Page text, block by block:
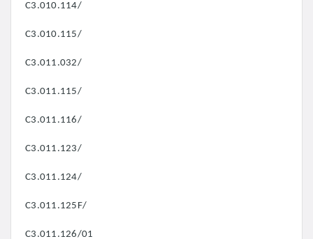
C3.010.114/
C3.010.115/
C3.011.032/
C3.011.115/
C3.011.116/
C3.011.123/
C3.011.124/
C3.011.125F/
C3.011.126/01